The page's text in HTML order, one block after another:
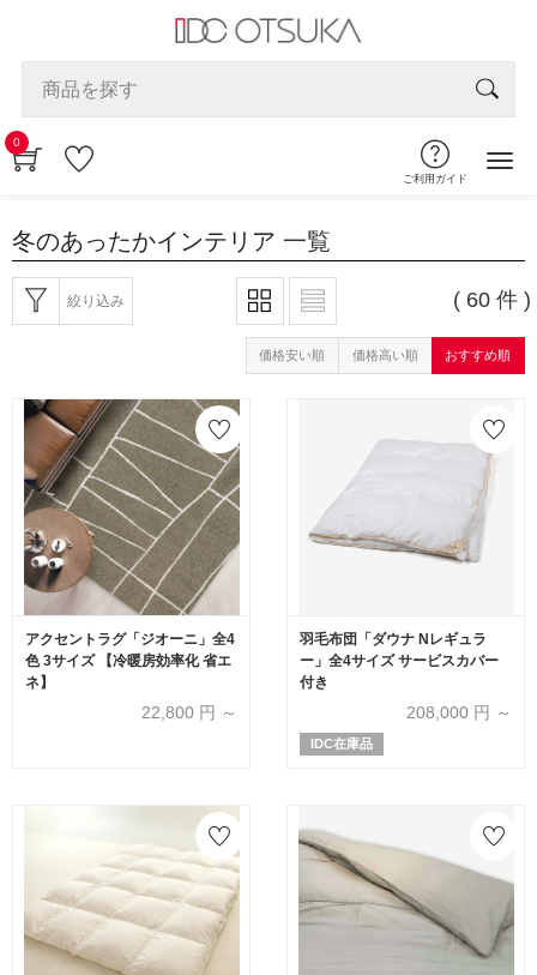
0
ご利用ガイド
冬のあったかインテリア 一覧
絞り込み ( 60 件 )
価格安い順 価格高い順 おすすめ順
アクセントラグ「ジオーニ」全4
色 3サイズ 【冷暖房効率化 省エ
ネ】
22,800 円 ～
羽毛布団「ダウナ Nレギュラ
ー」全4サイズ サービスカバー
付き
208,000 円 ～
IDC在庫品